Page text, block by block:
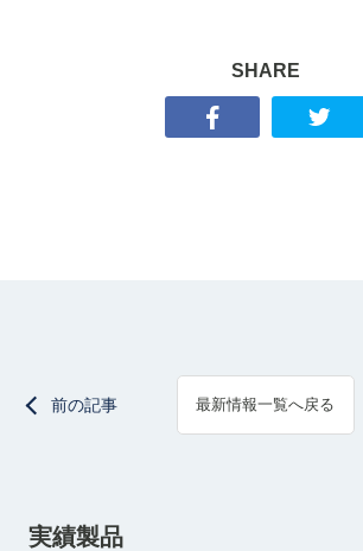
SHARE
前の記事 最新情報一覧へ戻る
実績製品